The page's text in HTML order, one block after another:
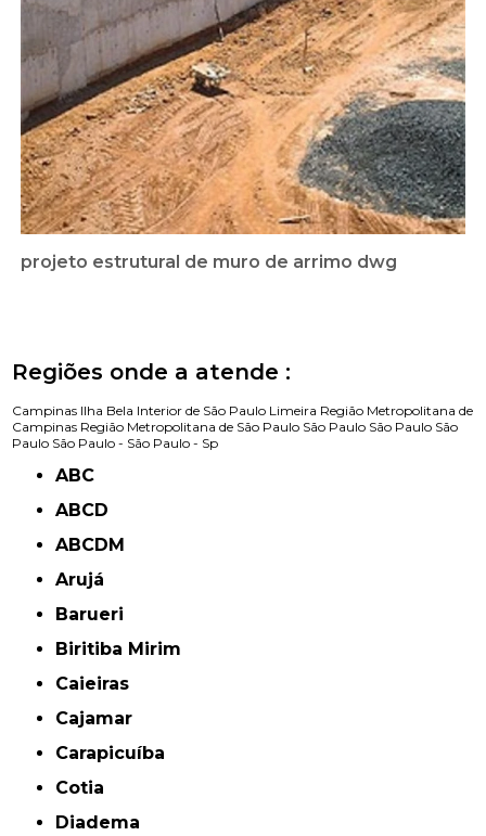
projeto estrutural de muro de arrimo dwg
Regiões onde a atende :
Campinas Ilha Bela Interior de São Paulo Limeira Região Metropolitana de
Campinas Região Metropolitana de São Paulo São Paulo São Paulo São
Paulo São Paulo - São Paulo - Sp
ABC
ABCD
ABCDM
Arujá
Barueri
Biritiba Mirim
Caieiras
Cajamar
Carapicuíba
Cotia
Diadema